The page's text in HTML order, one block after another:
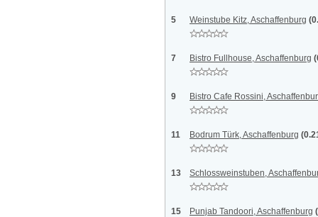
5 Weinstube Kitz, Aschaffenburg
7 Bistro Fullhouse, Aschaffenburg
9 Bistro Cafe Rossini,
11 Bodrum Türk, Aschaffenburg
13 Schlossweinstuben,
15 Punjab Tandoori, Aschaffenburg